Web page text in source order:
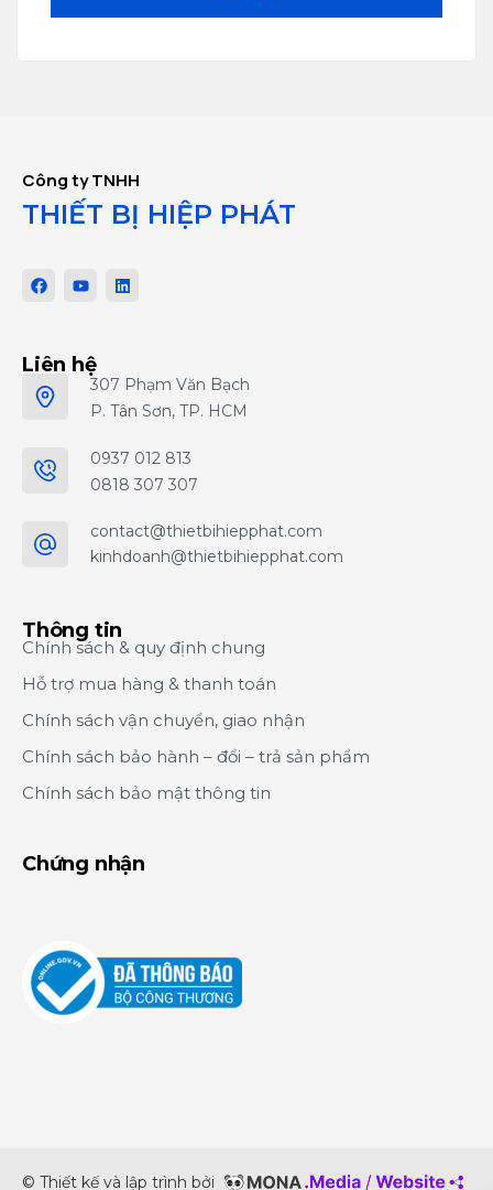
Công ty TNHH
THIẾT BỊ HIỆP PHÁT
Liên hệ
307 Phạm Văn Bạch
P. Tân Sơn, TP. HCM
0937 012 813
0818 307 307
contact@thietbihiepphat.com
kinhdoanh@thietbihiepphat.com
Thông tin
Chính sách & quy định chung
Hỗ trợ mua hàng & thanh toán
Chính sách vận chuyển, giao nhận
Chính sách bảo hành – đổi – trả sản phẩm
Chính sách bảo mật thông tin
Chứng nhận
© Thiết kế và lập trình bởi